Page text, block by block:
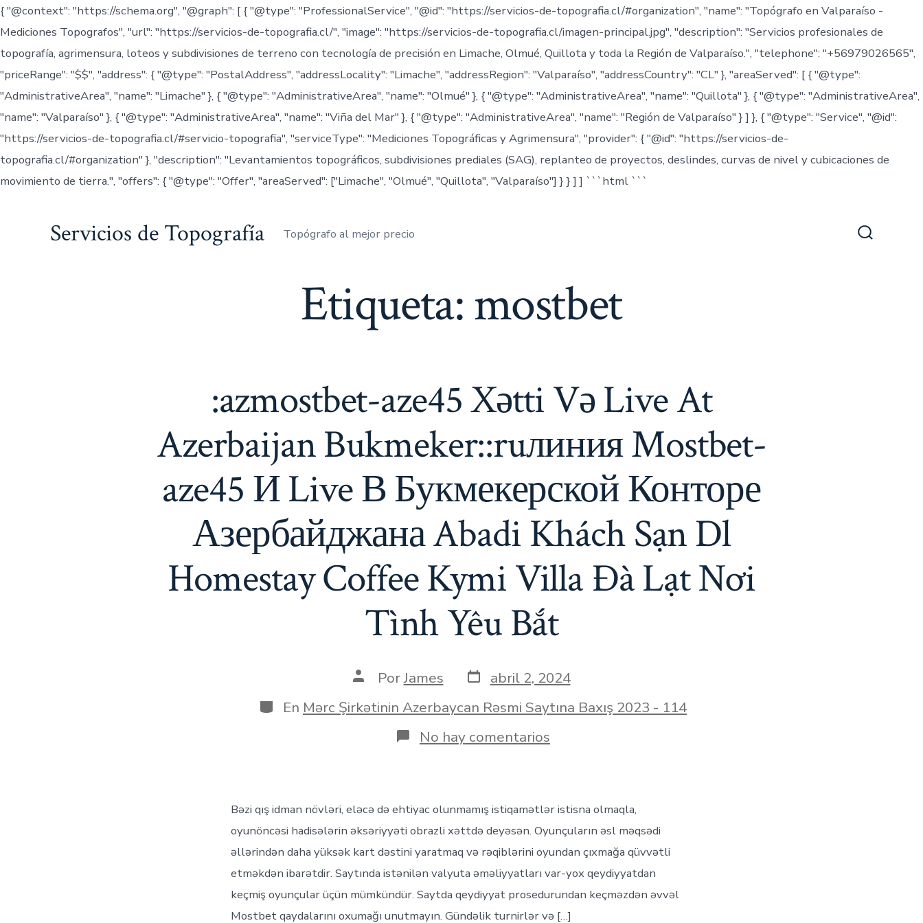
{ "@context": "https://schema.org", "@graph": [ { "@type": "ProfessionalService", "@id": "https://servicios-de-topografia.cl/#organization", "name": "Topógrafo en Valparaíso -
Mediciones Topografos", "url": "https://servicios-de-topografia.cl/", "image": "https://servicios-de-topografia.cl/imagen-principal.jpg", "description": "Servicios profesionales de
topografía, agrimensura, loteos y subdivisiones de terreno con tecnología de precisión en Limache, Olmué, Quillota y toda la Región de Valparaíso.", "telephone": "+56979026565",
"priceRange": "$$", "address": { "@type": "PostalAddress", "addressLocality": "Limache", "addressRegion": "Valparaíso", "addressCountry": "CL" }, "areaServed": [ { "@type":
"AdministrativeArea", "name": "Limache" }, { "@type": "AdministrativeArea", "name": "Olmué" }, { "@type": "AdministrativeArea", "name": "Quillota" }, { "@type": "AdministrativeArea",
"name": "Valparaíso" }, { "@type": "AdministrativeArea", "name": "Viña del Mar" }, { "@type": "AdministrativeArea", "name": "Región de Valparaíso" } ] }, { "@type": "Service", "@id":
"https://servicios-de-topografia.cl/#servicio-topografia", "serviceType": "Mediciones Topográficas y Agrimensura", "provider": { "@id": "https://servicios-de-
topografia.cl/#organization" }, "description": "Levantamientos topográficos, subdivisiones prediales (SAG), replanteo de proyectos, deslindes, curvas de nivel y cubicaciones de
movimiento de tierra.", "offers": { "@type": "Offer", "areaServed": ["Limache", "Olmué", "Quillota", "Valparaíso"] } } ] ] ```html ```
Servicios de Topografía Topógrafo al mejor precio
Etiqueta:mostbet
:azmostbet-aze45 Xətti Və Live At
Azerbaijan Bukmeker::ruлиния Mostbet-
aze45 И Live В Букмекерской Конторе
Азербайджана Abadi Khách Sạn Dl
Homestay Coffee Kymi Villa Đà Lạt Nơi
Tình Yêu Bắt
Autor
la
entrada
PorJames Fecha
de
publicación
abril 2, 2024
Categorías
En Mərc Şirkətinin Azerbaycan Rəsmi Saytına Baxış 2023 - 114
No hay comentarios
:azmostbet-
Live
At
Azerbaijan
Bukmeker::ruлиния
Mostbet-
aze45
Live
В
Bəzi qış idman növləri, eləcə də ehtiyac olunmamış istiqamətlər istisna olmaqla,
oyunöncəsi hadisələrin əksəriyyəti obrazli xəttdə deyəsən. Oyunçuların əsl məqsədi
əllərindən daha yüksək kart dəstini yaratmaq və rəqiblərini oyundan çıxmağa qüvvətli
etməkdən ibarətdir. Saytında istənilən valyuta əməliyyatları var-yox qeydiyyatdan
keçmiş oyunçular üçün mümkündür. Saytda qeydiyyat prosedurundan keçməzdən əvvəl
Mostbet qaydalarını oxumağı unutmayın. Gündəlik turnirlər və […]